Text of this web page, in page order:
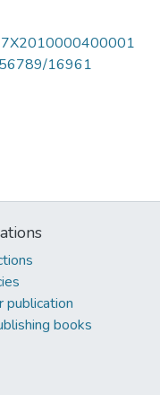
16961
publication
books